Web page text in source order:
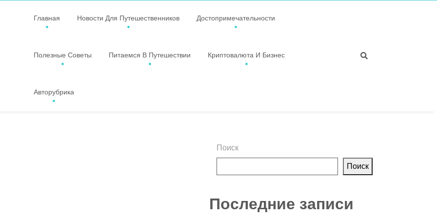
Главная Новости Для Путешественников Достопримечательности
Полезные Советы Питаемся В Путешествии Криптовалюта И Бизнес
Авторубрика
Поиск
Поиск
Последние записи